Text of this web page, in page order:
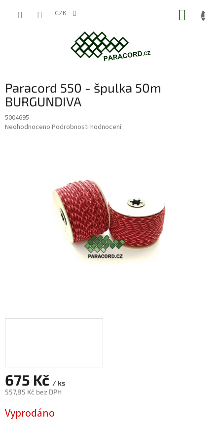
CZK
Paracord 550 - špulka 50m
BURGUNDIVA
5004695
Průměrné
Neohodnoceno Podrobnosti hodnocení
675 Kč / ks
557,85 Kč bez DPH
cena:
Vyprodáno